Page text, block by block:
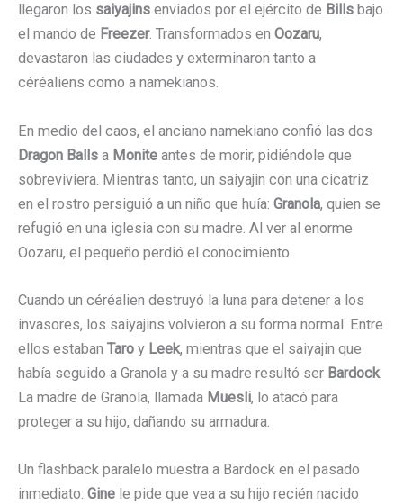
llegaron los saiyajins enviados por el ejército de Bills bajo
el mando de Freezer. Transformados en Oozaru,
devastaron las ciudades y exterminaron tanto a
céréaliens como a namekianos.
En medio del caos, el anciano namekiano confió las dos
Dragon Balls a Monite antes de morir, pidiéndole que
sobreviviera. Mientras tanto, un saiyajin con una cicatriz
en el rostro persiguió a un niño que huía: Granola, quien se
refugió en una iglesia con su madre. Al ver al enorme
Oozaru, el pequeño perdió el conocimiento.
Cuando un céréalien destruyó la luna para detener a los
invasores, los saiyajins volvieron a su forma normal. Entre
ellos estaban Taro y Leek, mientras que el saiyajin que
había seguido a Granola y a su madre resultó ser Bardock.
La madre de Granola, llamada Muesli, lo atacó para
proteger a su hijo, dañando su armadura.
Un flashback paralelo muestra a Bardock en el pasado
inmediato: Gine le pide que vea a su hijo recién nacido